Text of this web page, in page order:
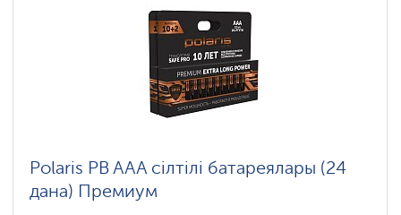
Polaris PB AAA сілтілі батареялары (24
дана) Премиум